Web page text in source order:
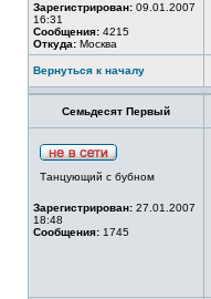
Зарегистрирован: 09.01.2007
16:31
Сообщения: 4215
Откуда: Москва
Вернуться к началу
Семьдесят Первый
Танцующий с бубном
Зарегистрирован: 27.01.2007
18:48
Сообщения: 1745